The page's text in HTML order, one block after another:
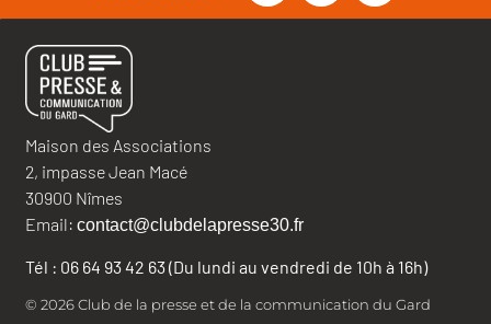
Maison des Associations
2, impasse Jean Macé
30900 Nîmes
Email: contact@clubdelapresse30.fr
Tél : 06 64 93 42 63 (Du lundi au vendredi de 10h à 16h)
© 2026 Club de la presse et de la communication du Gard